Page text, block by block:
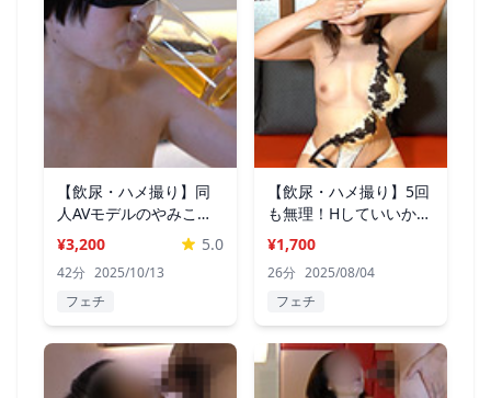
【飲尿・ハメ撮り】同
人AVモデルのやみこち
ゃん初出演！
¥3,200 5.0
42分 2025/10/13
フェチ
【飲尿・ハメ撮り】5回
も無理！Hしていいから
許して！
¥1,700
26分 2025/08/04
フェチ